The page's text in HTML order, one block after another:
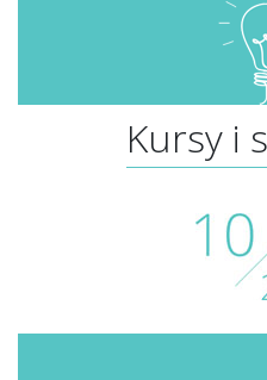
Kursy i